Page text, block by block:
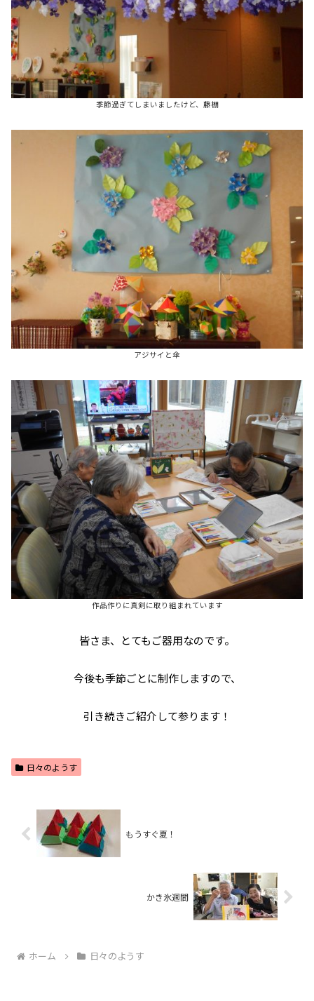
季節過ぎてしまいましたけど、藤棚
アジサイと傘
作品作りに真剣に取り組まれています
皆さま、とてもご器用なのです。
今後も季節ごとに制作しますので、
引き続きご紹介して参ります！
日々のようす
もうすぐ夏！
かき氷週間
ホーム 日々のようす